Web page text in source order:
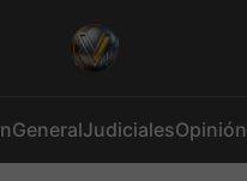
GeneralJudicialesOpinión